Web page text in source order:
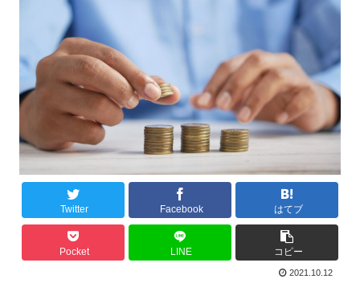
Twitter Facebook はてブ
Pocket LINE コピー
2021.10.12